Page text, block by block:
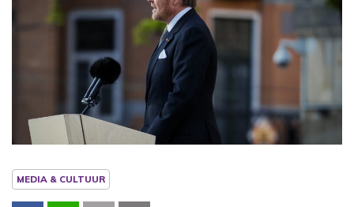
MEDIA & CULTUUR